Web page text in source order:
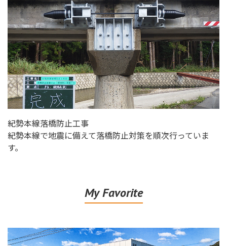
紀勢本線落橋防止工事
紀勢本線で地震に備えて落橋防止対策を順次行っていま
す。
My Favorite